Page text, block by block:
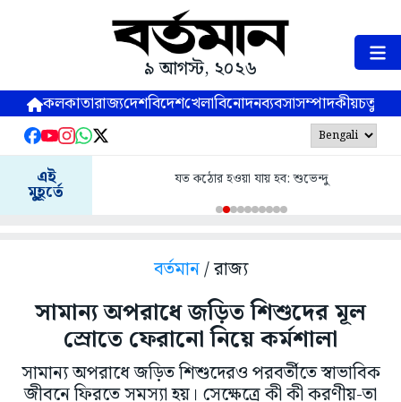
৯ আগস্ট, ২০২৬
কলকাতারাজ্যদেশবিদেশখেলাবিনোদনব্যবসাসম্পাদকীয়
এই
মুহূর্তে
যত কঠোর হওয়া যায় হব: শুভেন্দু
বর্তমান/ রাজ্য
সামান্য অপরাধে জড়িত শিশুদের মূল
স্রোতে ফেরানো নিয়ে কর্মশালা
সামান্য অপরাধে জড়িত শিশুদেরও পরবর্তীতে স্বাভাবিক
জীবনে ফিরতে সমস্যা হয়। সেক্ষেত্রে কী কী করণীয়-তা